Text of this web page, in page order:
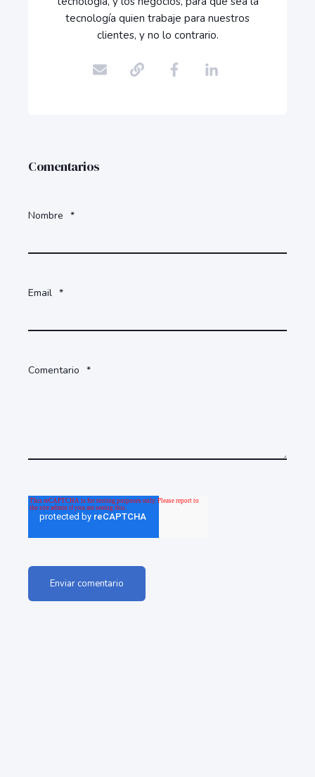
tecnología quien trabaje para nuestros
clientes, y no lo contrario.
Comentarios
Nombre *
Email *
Comentario *